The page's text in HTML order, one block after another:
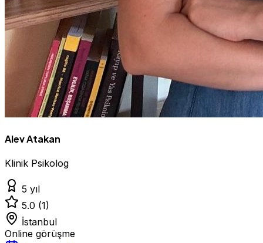
Alev Atakan
Klinik Psikolog
5 yıl
5.0 (1)
İstanbul
Online görüşme